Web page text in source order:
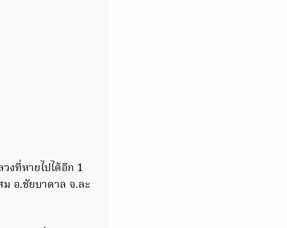
งที่หายไปได้อีก 1
อ.ชัยบาดาล จ.ละ